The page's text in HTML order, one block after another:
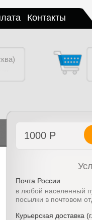
Контакты
1000 Р
Почта России
в любой населенный
посылки в почтовом
Курьерская доставка